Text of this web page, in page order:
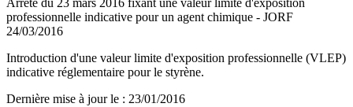
Arrêté du 23 mars 2016 fixant une valeur limite d'exposition
professionnelle indicative pour un agent chimique - JORF
24/03/2016
Introduction d'une valeur limite d'exposition professionnelle (VLEP)
indicative réglementaire pour le styrène.
Dernière mise à jour le : 23/01/2016